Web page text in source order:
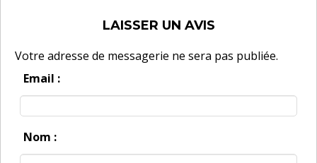
LAISSER UN AVIS
Votre adresse de messagerie ne sera pas publiée.
Email :
Nom :